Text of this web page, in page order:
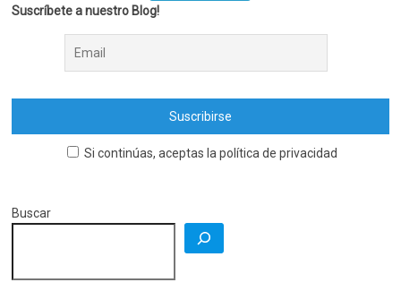
Suscríbete a nuestro Blog!
Si continúas, aceptas la política de privacidad
Buscar